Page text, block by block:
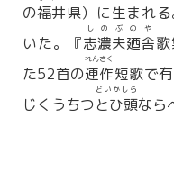
の福井県）に生まれ
いた。『志濃夫廼舎
しのぶのや
た52首の連作
れんさく
短歌で
じくうちつとひ頭
どいかしら
なら